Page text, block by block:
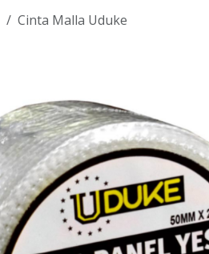
Cinta Malla Uduke